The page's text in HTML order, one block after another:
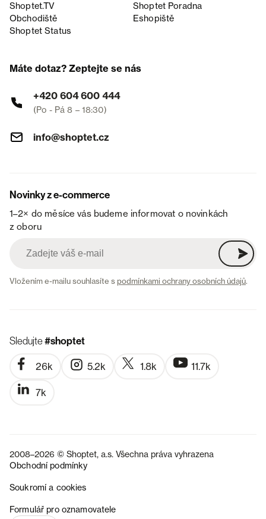
Shoptet.TV
Shoptet Poradna
Obchodiště
Eshopiště
Shoptet Status
Máte dotaz? Zeptejte se nás
+420 604 600 444
(Po - Pá 8 – 18:30)
info@shoptet.cz
Novinky z e-commerce
1–2× do měsíce vás budeme informovat o novinkách
z oboru
Vložením e-mailu souhlasíte spodmínkami ochrany osobních údajů.
Sledujte#shoptet
26k 5.2k 1.8k 11.7k
7k
2008–2026 © Shoptet, a.s. Všechna práva vyhrazena
Obchodní podmínky
Soukromí a cookies
Formulář pro oznamovatele